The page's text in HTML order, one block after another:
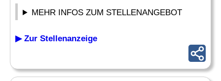
MEHR INFOS ZUM STELLENANGEBOT
▶ Zur Stellenanzeige